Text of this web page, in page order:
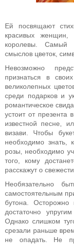
Ей посвящают
красивых женщин,
королевы. Самый
смыслов цветок,
Невозможно
признаться в
великолепных
среди подарков и
романтическое
устоит от презента
известной песне,
визави. Чтобы
необходимо знать,
розы, необходимо
того, кому
расскажут о
Необязательно
самостоятельным
бутона.
достаточно
Однако слишком
срезали раньше
не опадать. Не